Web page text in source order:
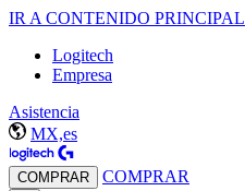
IR A CONTENIDO PRINCIPAL
Logitech
Empresa
Asistencia
MX,es
COMPRAR COMPRAR